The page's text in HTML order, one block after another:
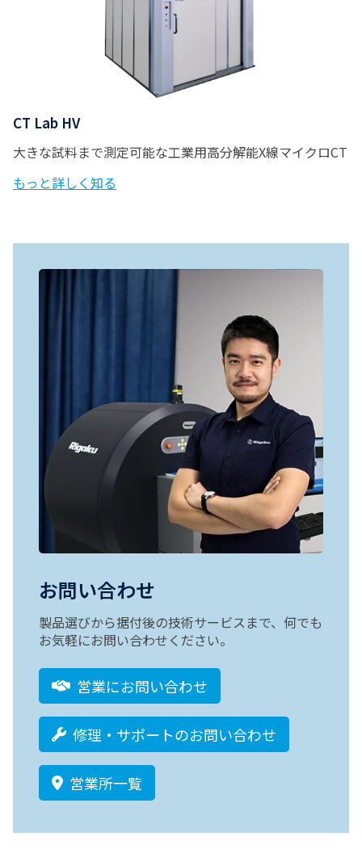
CT Lab HV
大きな試料まで測定可能な工業用高分解能X線マイクロCT
もっと詳しく知る
お問い合わせ
製品選びから据付後の技術サービスまで、何でも
お気軽にお問い合わせください。
営業にお問い合わせ
修理・サポートのお問い合わせ
営業所一覧